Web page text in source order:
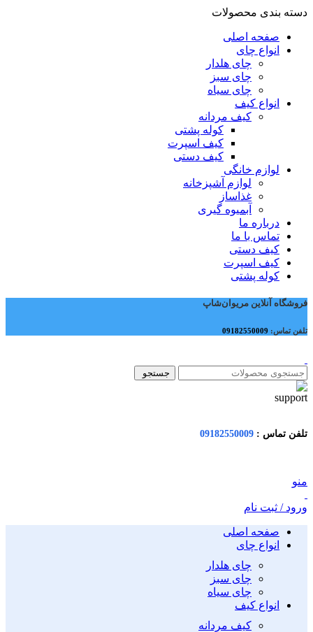
دسته بندی محصولات
صفحه اصلی
انواع چای
چای هلدار
چای سبز
چای سیاه
انواع کیف
کیف مردانه
کوله پشتی
کیف اسپرت
کیف دستی
لوازم خانگی
لوازم آشپزخانه
غذاساز
آبمیوه گیری
درباره ما
تماس با ما
کیف دستی
کیف اسپرت
کوله پشتی
فروشگاه آنلاین مریوان‌شاپ
تلفن تماس:
جستجو
تلفن تماس : 09182550009
منو
ورود / ثبت نام
صفحه اصلی
انواع چای
چای هلدار
چای سبز
چای سیاه
انواع کیف
کیف مردانه